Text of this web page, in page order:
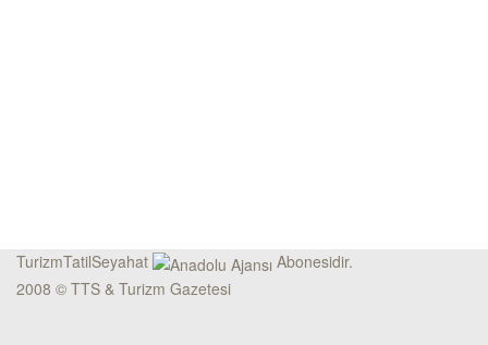
TurizmTatilSeyahat
Abonesidir.
2008 © TTS & Turizm Gazetesi